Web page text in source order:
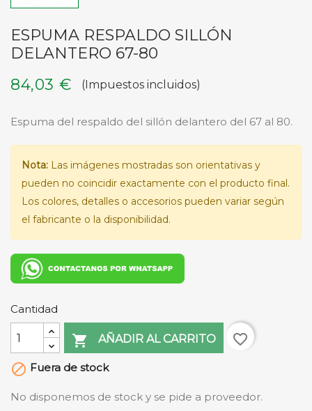
ESPUMA RESPALDO SILLÓN
DELANTERO 67-80
84,03 €
(Impuestos incluidos)
Espuma del respaldo del sillón delantero del 67 al 80.
Nota: Las imágenes mostradas son orientativas y
pueden no coincidir exactamente con el producto final.
Los colores, detalles o accesorios pueden variar según
el fabricante o la disponibilidad.
Cantidad
 AÑADIR AL CARRITO
favorite_border
 Fuera de stock
No disponemos de stock y se pide a proveedor.